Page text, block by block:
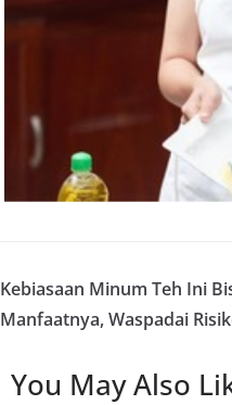
Kebiasaan Minum Teh Ini
Manfaatnya, Waspadai
You May Also